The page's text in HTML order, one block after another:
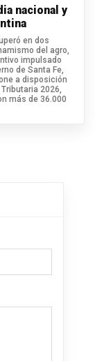
nacional y
en dos
del agro,
impulsado
de Santa Fe,
a disposición
2026,
más de 36.000